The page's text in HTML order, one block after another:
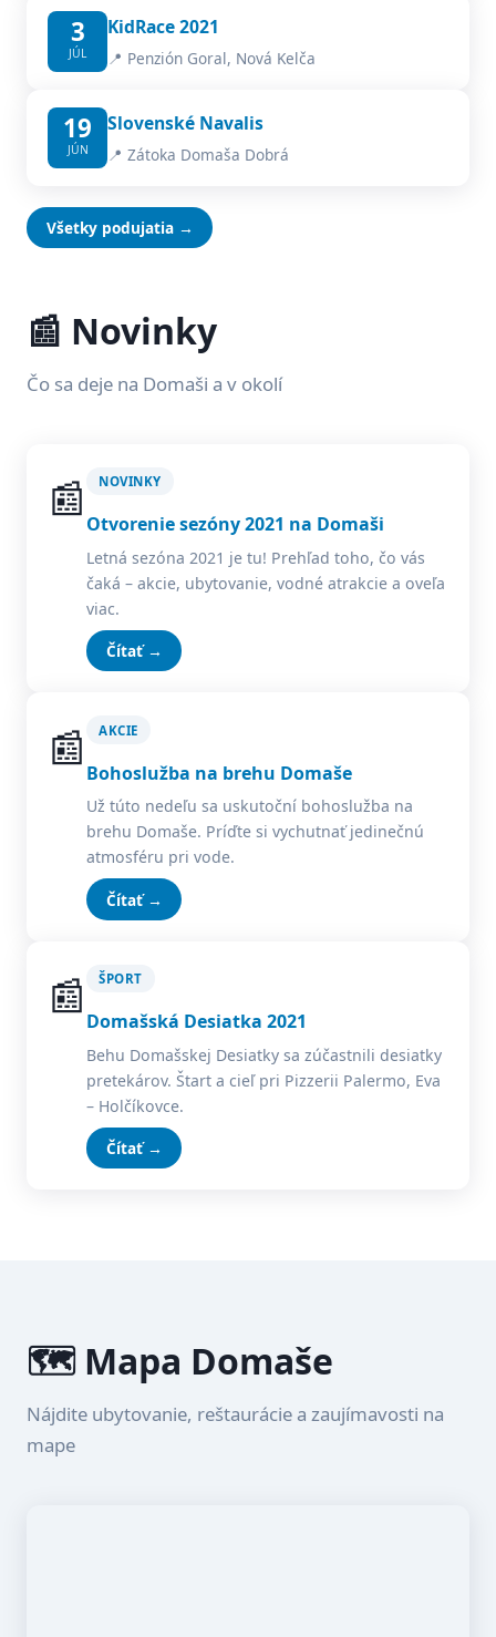
3
JÚL
KidRace 2021
📍 Penzión Goral, Nová Kelča
19
JÚN
Slovenské Navalis
📍 Zátoka Domaša Dobrá
Všetky podujatia →
📰 Novinky
Čo sa deje na Domaši a v okolí
📰 NOVINKY
Otvorenie sezóny 2021 na Domaši
Letná sezóna 2021 je tu! Prehľad toho, čo vás
čaká – akcie, ubytovanie, vodné atrakcie a oveľa
viac.
Čítať →
📰 AKCIE
Bohoslužba na brehu Domaše
Už túto nedeľu sa uskutoční bohoslužba na
brehu Domaše. Príďte si vychutnať jedinečnú
atmosféru pri vode.
Čítať →
📰 ŠPORT
Domašská Desiatka 2021
Behu Domašskej Desiatky sa zúčastnili desiatky
pretekárov. Štart a cieľ pri Pizzerii Palermo, Eva
– Holčíkovce.
Čítať →
🗺️ Mapa Domaše
Nájdite ubytovanie, reštaurácie a zaujímavosti na
mape